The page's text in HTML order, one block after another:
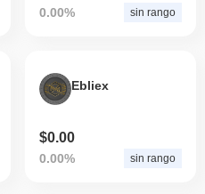
0.00% sin rango
Ebliex
$0.00
0.00% sin rango